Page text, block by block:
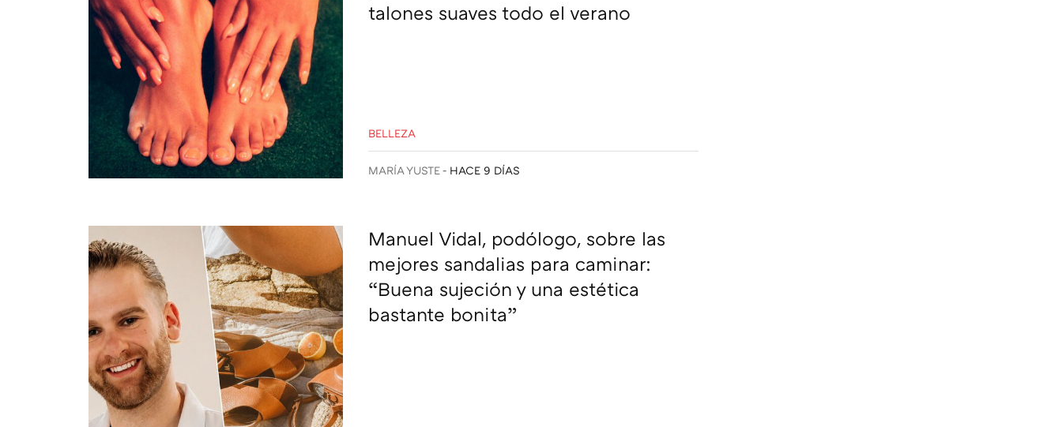
talones suaves todo el verano
BELLEZA
MARÍA YUSTE HACE 9 DÍAS
Manuel Vidal, podólogo, sobre las
mejores sandalias para caminar:
“Buena sujeción y una estética
bastante bonita”